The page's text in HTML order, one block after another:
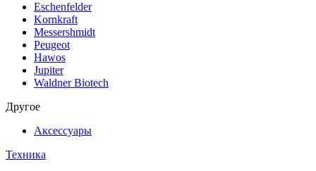
Eschenfelder
Kornkraft
Messershmidt
Peugeot
Hawos
Jupiter
Waldner Biotech
Другое
Аксессуары
Техника